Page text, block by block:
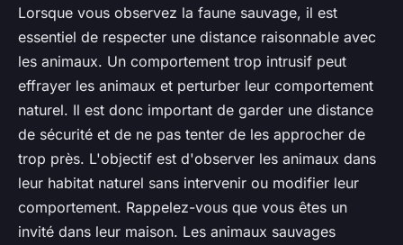
Lorsque vous observez la faune sauvage, il est
essentiel de respecter une distance raisonnable avec
les animaux. Un comportement trop intrusif peut
effrayer les animaux et perturber leur comportement
naturel. Il est donc important de garder une distance
de sécurité et de ne pas tenter de les approcher de
trop près. L'objectif est d'observer les animaux dans
leur habitat naturel sans intervenir ou modifier leur
comportement. Rappelez-vous que vous êtes un
invité dans leur maison. Les animaux sauvages